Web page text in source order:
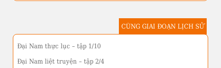
CÙNG GIAI ĐOẠN LỊCH SỬ
Đại Nam thực lục – tập 1/10
Đại Nam liệt truyện – tập 2/4